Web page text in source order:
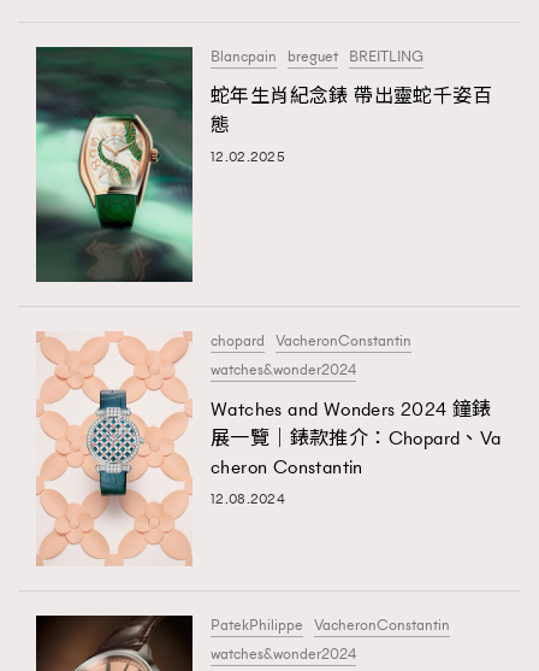
Blancpain breguet BREITLING
蛇年生肖紀念錶 帶出靈蛇千姿百
態
12.02.2025
chopard VacheronConstantin
watches&wonder2024
Watches and Wonders 2024 鐘錶
展一覽｜錶款推介：Chopard、Va
cheron Constantin
12.08.2024
PatekPhilippe VacheronConstantin
watches&wonder2024